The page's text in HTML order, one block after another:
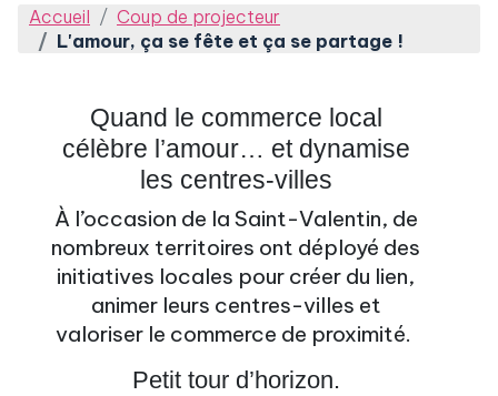
Accueil
Coup de projecteur
L'amour, ça se fête et ça se partage !
Quand le commerce local
célèbre l’amour… et dynamise
les centres-villes
À l’occasion de la Saint-Valentin, de
nombreux territoires ont déployé des
initiatives locales pour créer du lien,
animer leurs centres-villes et
valoriser le commerce de proximité.
Petit tour d’horizon.